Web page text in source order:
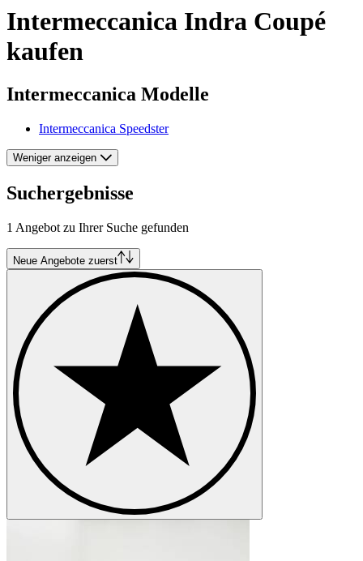
Intermeccanica Indra Coupé
kaufen
Intermeccanica Modelle
Intermeccanica Speedster
Weniger anzeigen
Suchergebnisse
1 Angebot zu Ihrer Suche gefunden
Neue Angebote zuerst